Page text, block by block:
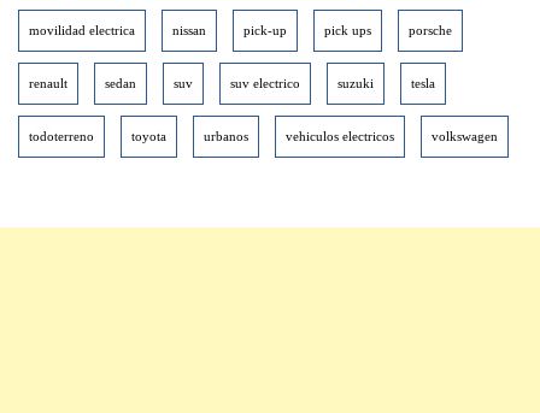
movilidad electrica nissan pick-up pick ups porsche
renault sedan suv suv electrico suzuki tesla
todoterreno toyota urbanos vehiculos electricos volkswagen